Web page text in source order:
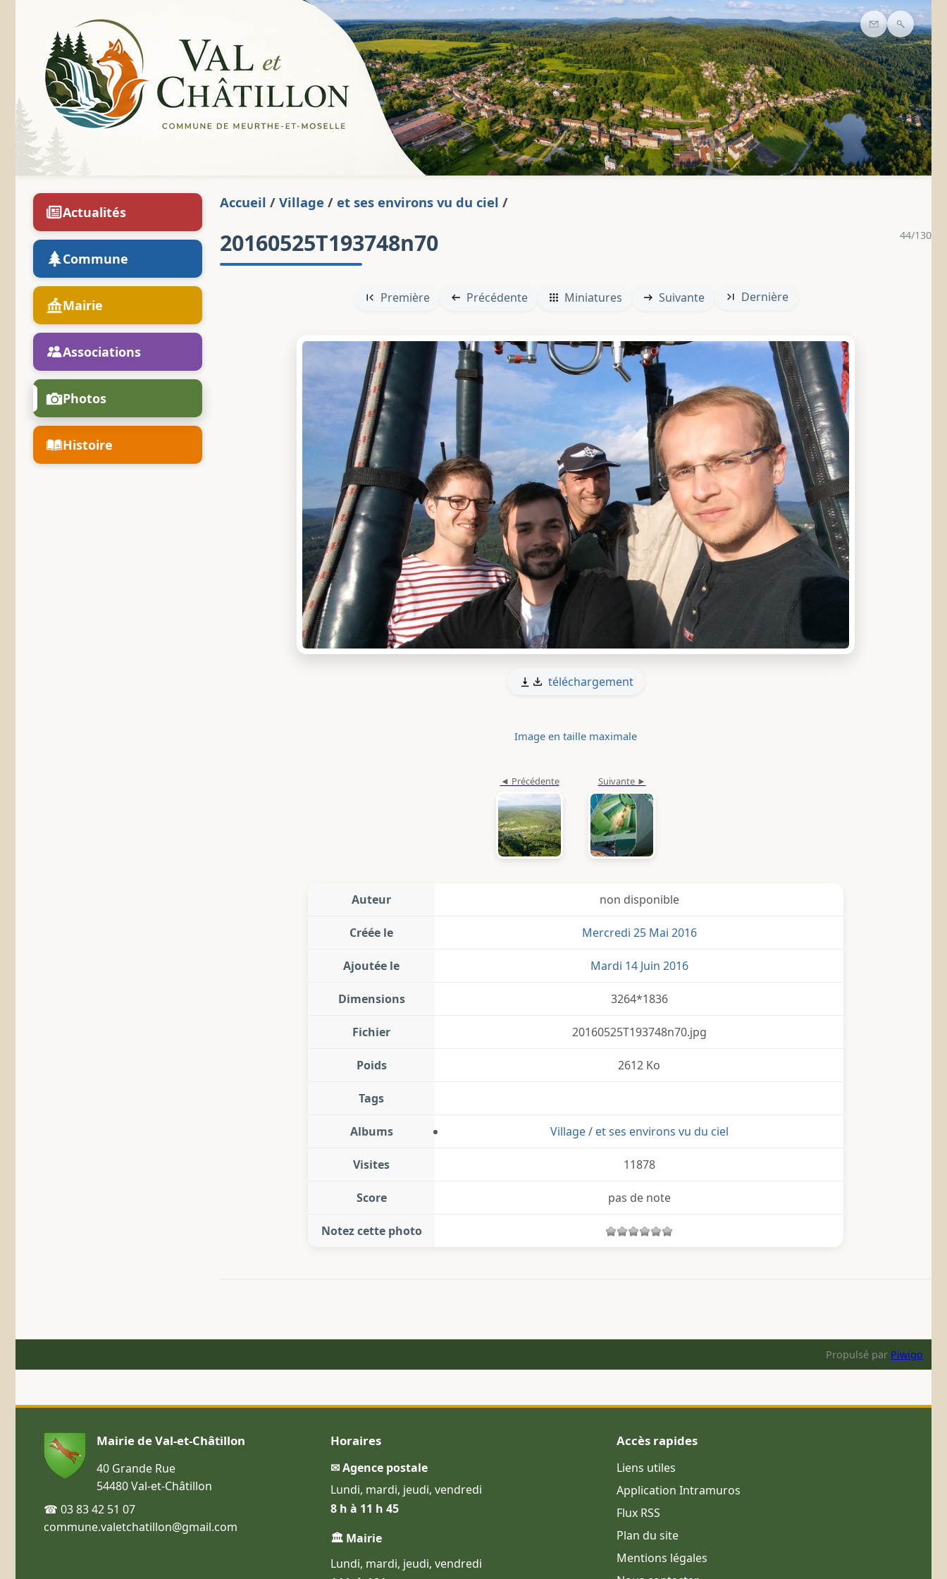
Contact
Actualités
Commune
Mairie
Associations
Photos
Histoire
Accueil / Village / et ses environs vu du ciel /
44/130
20160525T193748n70
Première Précédente Miniatures Suivante Dernière
téléchargement
Image en taille maximale
Auteur non disponible
Créée le Mercredi 25 Mai 2016
Ajoutée le Mardi 14 Juin 2016
Dimensions 3264*1836
Fichier 20160525T193748n70.jpg
Poids 2612 Ko
Tags
Albums Village/ et ses environs vu du ciel
Visites 11878
Score pas de note
Notez cette photo
Propulsé par Piwigo
Mairie de Val-et-Châtillon
40 Grande Rue
54480 Val-et-Châtillon
☎ 03 83 42 51 07
commune.valetchatillon@gmail.com
Horaires
✉ Agence postale
Lundi, mardi, jeudi, vendredi
8 h à 11 h 45
🏛 Mairie
Lundi, mardi, jeudi, vendredi
Accès rapides
Liens utiles
Application Intramuros
Flux RSS
Plan du site
Mentions légales